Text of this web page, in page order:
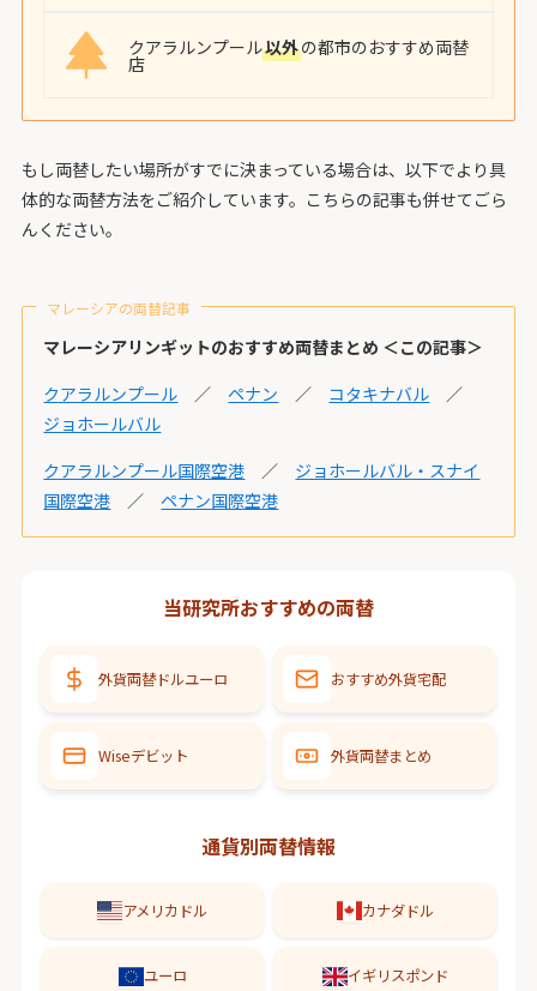
クアラルンプール以外の都市のおすすめ両替
店
もし両替したい場所がすでに決まっている場合は、以下でより具
体的な両替方法をご紹介しています。こちらの記事も併せてごら
んください。
マレーシアの両替記事
マレーシアリンギットのおすすめ両替まとめ ＜この記事＞
クアラルンプール ／ ペナン ／ コタキナバル ／
ジョホールバル
クアラルンプール国際空港 ／ ジョホールバル・スナイ
国際空港 ／ ペナン国際空港
当研究所おすすめの両替
外貨両替ドルユーロ おすすめ外貨宅配
Wiseデビット 外貨両替まとめ
通貨別両替情報
アメリカドル カナダドル
ユーロ イギリスポンド